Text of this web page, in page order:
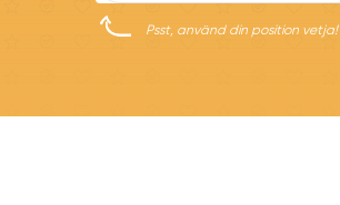
Psst, använd din position vetja!